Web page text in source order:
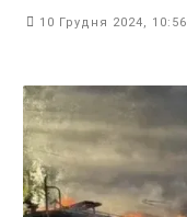
10 Грудня 2024, 10:56